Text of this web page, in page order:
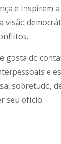
e inspirem
visão
gosta do
e
sobretudo,
seu ofício.